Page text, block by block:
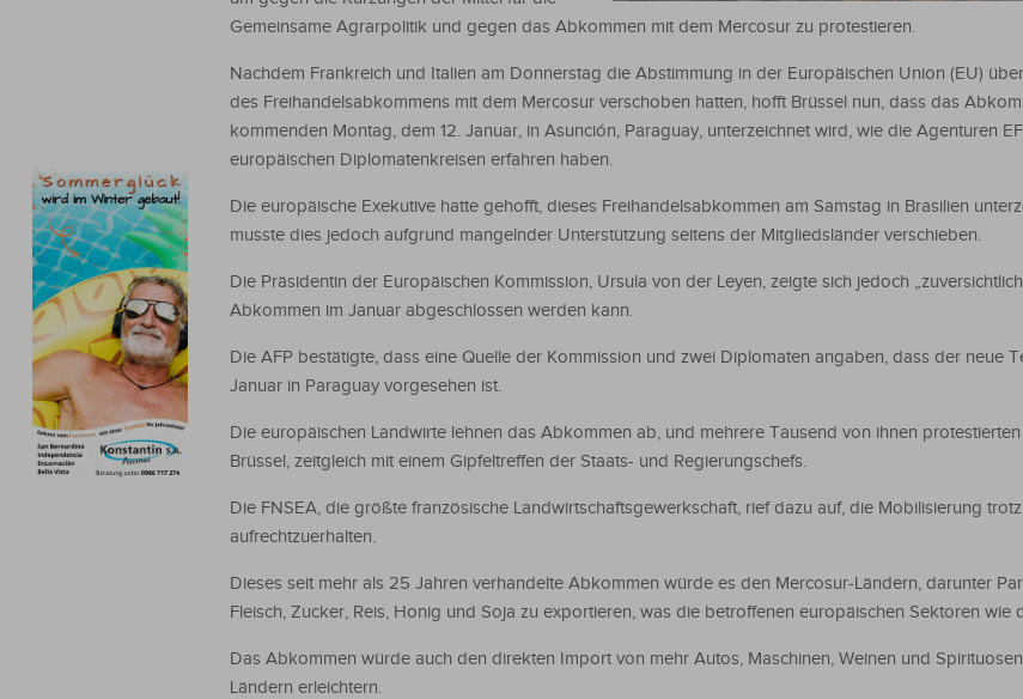
Gemeinsame Agrarpolitik und gegen das Abkommen mit dem Mercosur zu protestieren.
Nachdem Frankreich und Italien am Donnerstag die Abstimmung in der Europäischen Union (EU)
des Freihandelsabkommens mit dem Mercosur verschoben hatten, hofft Brüssel nun, dass das
kommenden Montag, dem 12. Januar, in Asunción, Paraguay, unterzeichnet wird, wie die Agenturen
europäischen Diplomatenkreisen erfahren haben.
Die europäische Exekutive hatte gehofft, dieses Freihandelsabkommen am Samstag in Brasilien
musste dies jedoch aufgrund mangelnder Unterstützung seitens der Mitgliedsländer verschieben.
Die Präsidentin der Europäischen Kommission, Ursula von der Leyen, zeigte sich jedoch
Abkommen im Januar abgeschlossen werden kann.
Die AFP bestätigte, dass eine Quelle der Kommission und zwei Diplomaten angaben, dass der neue
Januar in Paraguay vorgesehen ist.
Die europäischen Landwirte lehnen das Abkommen ab, und mehrere Tausend von ihnen
Brüssel, zeitgleich mit einem Gipfeltreffen der Staats- und Regierungschefs.
Die FNSEA, die größte französische Landwirtschaftsgewerkschaft, rief dazu auf, die Mobilisierung
aufrechtzuerhalten.
Dieses seit mehr als 25 Jahren verhandelte Abkommen würde es den Mercosur-Ländern, darunter
Fleisch, Zucker, Reis, Honig und Soja zu exportieren, was die betroffenen europäischen Sektoren wie
Das Abkommen würde auch den direkten Import von mehr Autos, Maschinen, Weinen und
Ländern erleichtern.